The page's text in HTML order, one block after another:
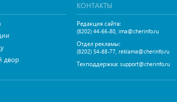
двор
КОНТАКТЫ
Редакция сайта:
(8202) 44-66-80, ima@cherinfo.ru
Отдел рекламы:
(8202) 54-88-77, reklama@cherinfo.ru
Техподдержка: support@cherinfo.ru